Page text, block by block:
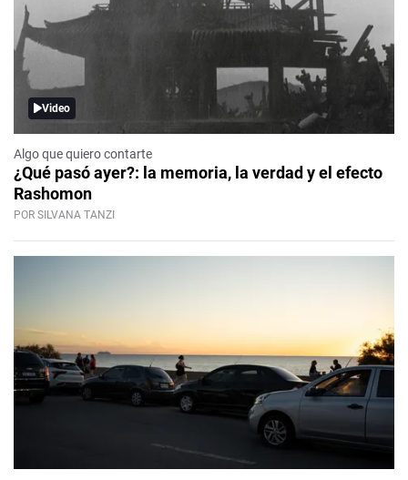
Video
Algo que quiero contarte
¿Qué pasó ayer?: la memoria, la verdad y el efecto
Rashomon
POR SILVANA TANZI